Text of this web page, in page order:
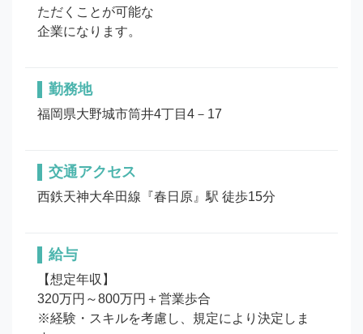
ただくことが可能な
企業になります。
勤務地
福岡県大野城市筒井4丁目4－17
交通アクセス
西鉄天神大牟田線『春日原』駅 徒歩15分
給与
【想定年収】
320万円～800万円＋営業歩合
※経験・スキルを考慮し、規定により決定しま